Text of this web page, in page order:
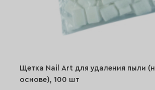
Щетка Nail Art для удаления пыли
основе), 100 шт